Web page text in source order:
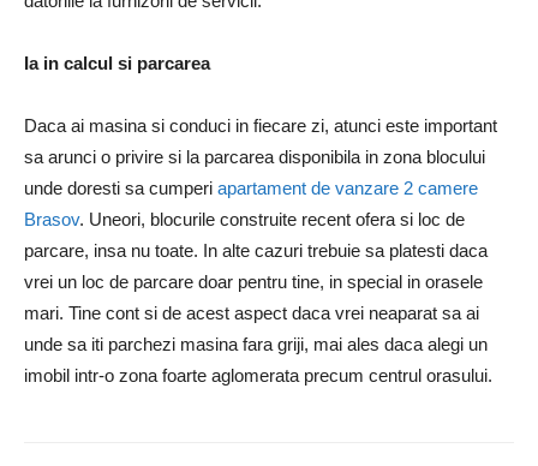
Ia in calcul si parcarea
Daca ai masina si conduci in fiecare zi, atunci este important
sa arunci o privire si la parcarea disponibila in zona blocului
unde doresti sa cumperi apartament de vanzare 2 camere
Brasov. Uneori, blocurile construite recent ofera si loc de
parcare, insa nu toate. In alte cazuri trebuie sa platesti daca
vrei un loc de parcare doar pentru tine, in special in orasele
mari. Tine cont si de acest aspect daca vrei neaparat sa ai
unde sa iti parchezi masina fara griji, mai ales daca alegi un
imobil intr-o zona foarte aglomerata precum centrul orasului.